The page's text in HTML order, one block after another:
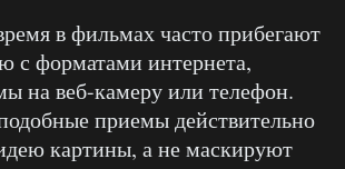
в фильмах часто прибегают
с форматами интернета,
на веб-камеру или телефон.
приемы действительно
картины, а не маскируют